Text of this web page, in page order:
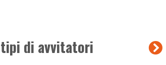
di avvitatori